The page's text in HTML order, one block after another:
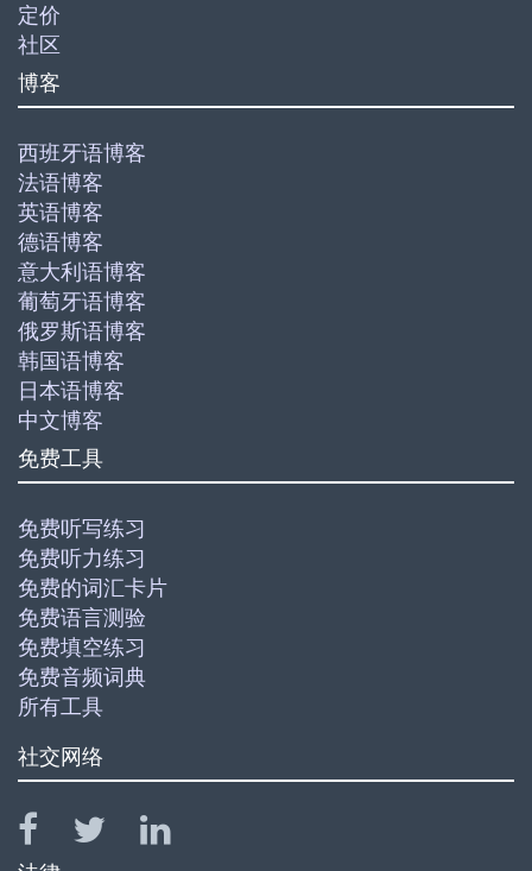
定价
社区
博客
西班牙语博客
法语博客
英语博客
德语博客
意大利语博客
葡萄牙语博客
俄罗斯语博客
韩国语博客
日本语博客
中文博客
免费工具
免费听写练习
免费听力练习
免费的词汇卡片
免费语言测验
免费填空练习
免费音频词典
所有工具
社交网络